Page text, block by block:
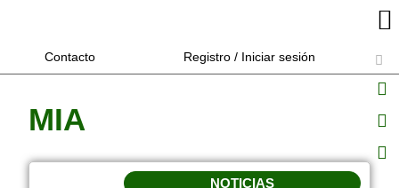
Contacto Registro / Iniciar sesión
MIA
NOTICIAS